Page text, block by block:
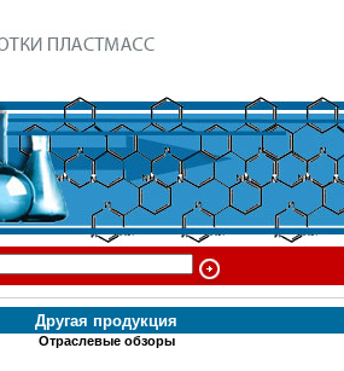
Другая продукция
Отраслевые обзоры